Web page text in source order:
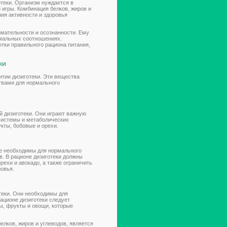
Организм нуждается в
игры. Комбинация белков, жиров и
активности и здоровья
и осознанности. Ему
соотношениях.
правильного рациона питания,
дизиготеки. Эти вещества
для нормального
дизиготеки. Они играют важную
и метаболических
бобовые и орехи.
необходимы для нормального
В рационе дизиготеки должны
и авокадо, а также ограничить
Они необходимы для
дизиготеки следует
фрукты и овощи, которые
жиров и углеводов, является